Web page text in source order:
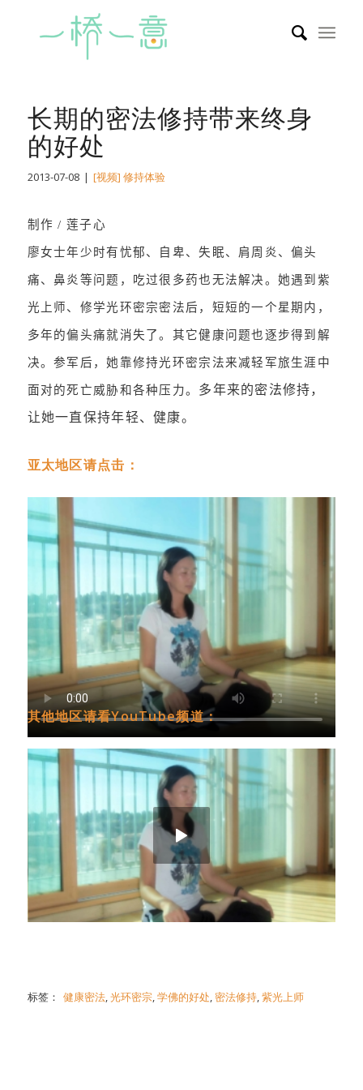
长期的密法修持带来终身
的好处
2013-07-08 | [视频] 修持体验
制作 / 莲子心
廖女士年少时有忧郁、自卑、失眠、肩周炎、偏头
痛、鼻炎等问题，吃过很多药也无法解决。她遇到紫
光上师、修学光环密宗密法后，短短的一个星期内，
多年的偏头痛就消失了。其它健康问题也逐步得到解
决。参军后，她靠修持光环密宗法来减轻军旅生涯中
面对的死亡威胁和各种压力。 多年来的密法修持，
让她一直保持年轻、健康。
亚太地区请点击：
其他地区请看YouTube频道：
标签： 健康密法,光环密宗,学佛的好处, 密法修持,紫光上师